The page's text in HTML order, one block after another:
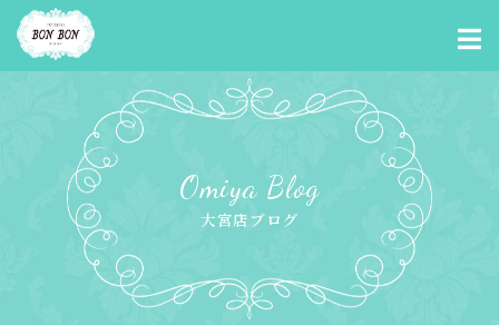
Omiya Blog
大宮店ブログ